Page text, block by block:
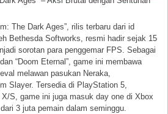
The Dark Ages”, rilis terbaru dari id
Bethesda Softworks, resmi hadir sejak 15
sorotan para penggemar FPS. Sebagai
“Doom Eternal”, game ini membawa
melawan pasukan Neraka,
Slayer. Tersedia di PlayStation 5,
S, game ini juga masuk day one di Xbox
3 juta pemain dalam seminggu.